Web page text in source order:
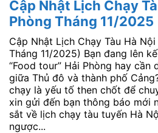
Cập Nhật Lịch Chạy
Phòng Tháng 11/2025
Cập Nhật Lịch Chạy Tàu Hà
Tháng 11/2025) Bạn đang lên
“Food tour” Hải Phòng hay cần
giữa Thủ đô và thành phố
chạy là yếu tố then chốt để
xin gửi đến bạn thông báo mới
sắt về lịch chạy tàu tuyến Hà
ngược...